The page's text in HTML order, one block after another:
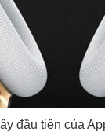
đầu tiên của